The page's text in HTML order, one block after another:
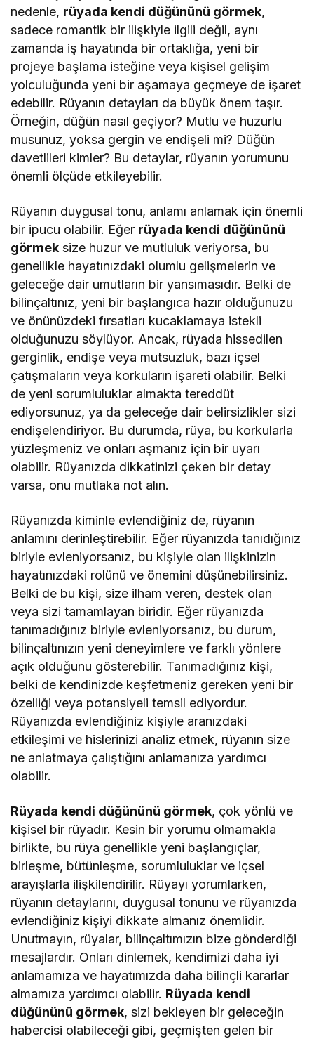
nedenle, rüyada kendi düğününü görmek,
sadece romantik bir ilişkiyle ilgili değil, aynı
zamanda iş hayatında bir ortaklığa, yeni bir
projeye başlama isteğine veya kişisel gelişim
yolculuğunda yeni bir aşamaya geçmeye de işaret
edebilir. Rüyanın detayları da büyük önem taşır.
Örneğin, düğün nasıl geçiyor? Mutlu ve huzurlu
musunuz, yoksa gergin ve endişeli mi? Düğün
davetlileri kimler? Bu detaylar, rüyanın yorumunu
önemli ölçüde etkileyebilir.
Rüyanın duygusal tonu, anlamı anlamak için önemli
bir ipucu olabilir. Eğer rüyada kendi düğününü
görmek size huzur ve mutluluk veriyorsa, bu
genellikle hayatınızdaki olumlu gelişmelerin ve
geleceğe dair umutların bir yansımasıdır. Belki de
bilinçaltınız, yeni bir başlangıca hazır olduğunuzu
ve önünüzdeki fırsatları kucaklamaya istekli
olduğunuzu söylüyor. Ancak, rüyada hissedilen
gerginlik, endişe veya mutsuzluk, bazı içsel
çatışmaların veya korkuların işareti olabilir. Belki
de yeni sorumluluklar almakta tereddüt
ediyorsunuz, ya da geleceğe dair belirsizlikler sizi
endişelendiriyor. Bu durumda, rüya, bu korkularla
yüzleşmeniz ve onları aşmanız için bir uyarı
olabilir. Rüyanızda dikkatinizi çeken bir detay
varsa, onu mutlaka not alın.
Rüyanızda kiminle evlendiğiniz de, rüyanın
anlamını derinleştirebilir. Eğer rüyanızda tanıdığınız
biriyle evleniyorsanız, bu kişiyle olan ilişkinizin
hayatınızdaki rolünü ve önemini düşünebilirsiniz.
Belki de bu kişi, size ilham veren, destek olan
veya sizi tamamlayan biridir. Eğer rüyanızda
tanımadığınız biriyle evleniyorsanız, bu durum,
bilinçaltınızın yeni deneyimlere ve farklı yönlere
açık olduğunu gösterebilir. Tanımadığınız kişi,
belki de kendinizde keşfetmeniz gereken yeni bir
özelliği veya potansiyeli temsil ediyordur.
Rüyanızda evlendiğiniz kişiyle aranızdaki
etkileşimi ve hislerinizi analiz etmek, rüyanın size
ne anlatmaya çalıştığını anlamanıza yardımcı
olabilir.
Rüyada kendi düğününü görmek, çok yönlü ve
kişisel bir rüyadır. Kesin bir yorumu olmamakla
birlikte, bu rüya genellikle yeni başlangıçlar,
birleşme, bütünleşme, sorumluluklar ve içsel
arayışlarla ilişkilendirilir. Rüyayı yorumlarken,
rüyanın detaylarını, duygusal tonunu ve rüyanızda
evlendiğiniz kişiyi dikkate almanız önemlidir.
Unutmayın, rüyalar, bilinçaltımızın bize gönderdiği
mesajlardır. Onları dinlemek, kendimizi daha iyi
anlamamıza ve hayatımızda daha bilinçli kararlar
almamıza yardımcı olabilir. Rüyada kendi
düğününü görmek, sizi bekleyen bir geleceğin
habercisi olabileceği gibi, geçmişten gelen bir